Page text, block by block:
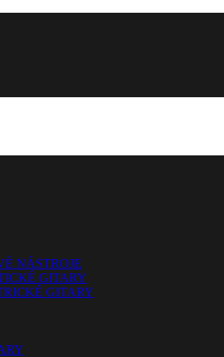
NÁSTROJE
GITARY
GITARY